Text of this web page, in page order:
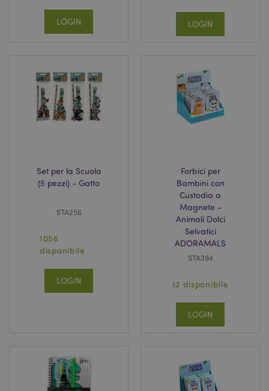
LOGIN LOGIN
Set per la Scuola
(5 pezzi) - Gatto
STA256
1056
disponibile
LOGIN
Forbici per
Bambini con
Custodia a
Magnete -
Animali Dolci
Selvatici
ADORAMALS
STA394
12 disponibile
LOGIN